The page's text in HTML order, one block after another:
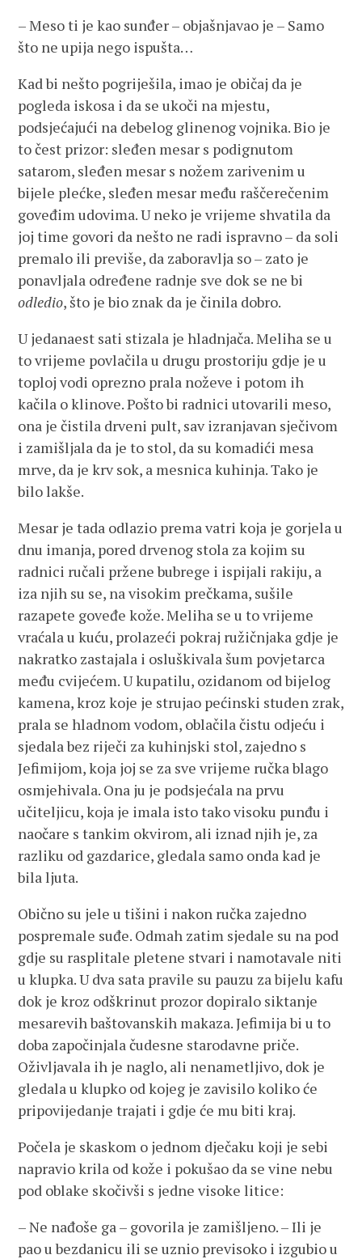
– Meso ti je kao sunđer – objašnjavao je – Samo
što ne upija nego ispušta…
Kad bi nešto pogriješila, imao je običaj da je
pogleda iskosa i da se ukoči na mjestu,
podsjećajući na debelog glinenog vojnika. Bio je
to čest prizor: sleđen mesar s podignutom
satarom, sleđen mesar s nožem zarivenim u
bijele plećke, sleđen mesar među raščerečenim
goveđim udovima. U neko je vrijeme shvatila da
joj time govori da nešto ne radi ispravno – da soli
premalo ili previše, da zaboravlja so – zato je
ponavljala određene radnje sve dok se ne bi
odledio, što je bio znak da je činila dobro.
U jedanaest sati stizala je hladnjača. Meliha se u
to vrijeme povlačila u drugu prostoriju gdje je u
toploj vodi oprezno prala noževe i potom ih
kačila o klinove. Pošto bi radnici utovarili meso,
ona je čistila drveni pult, sav izranjavan sječivom
i zamišljala da je to stol, da su komadići mesa
mrve, da je krv sok, a mesnica kuhinja. Tako je
bilo lakše.
Mesar je tada odlazio prema vatri koja je gorjela u
dnu imanja, pored drvenog stola za kojim su
radnici ručali pržene bubrege i ispijali rakiju, a
iza njih su se, na visokim prečkama, sušile
razapete goveđe kože. Meliha se u to vrijeme
vraćala u kuću, prolazeći pokraj ružičnjaka gdje je
nakratko zastajala i osluškivala šum povjetarca
među cvijećem. U kupatilu, ozidanom od bijelog
kamena, kroz koje je strujao pećinski studen zrak,
prala se hladnom vodom, oblačila čistu odjeću i
sjedala bez riječi za kuhinjski stol, zajedno s
Jefimijom, koja joj se za sve vrijeme ručka blago
osmjehivala. Ona ju je podsjećala na prvu
učiteljicu, koja je imala isto tako visoku punđu i
naočare s tankim okvirom, ali iznad njih je, za
razliku od gazdarice, gledala samo onda kad je
bila ljuta.
Obično su jele u tišini i nakon ručka zajedno
pospremale suđe. Odmah zatim sjedale su na pod
gdje su rasplitale pletene stvari i namotavale niti
u klupka. U dva sata pravile su pauzu za bijelu kafu
dok je kroz odškrinut prozor dopiralo siktanje
mesarevih baštovanskih makaza. Jefimija bi u to
doba započinjala čudesne starodavne priče.
Oživljavala ih je naglo, ali nenametljivo, dok je
gledala u klupko od kojeg je zavisilo koliko će
pripovijedanje trajati i gdje će mu biti kraj.
Počela je skaskom o jednom dječaku koji je sebi
napravio krila od kože i pokušao da se vine nebu
pod oblake skočivši s jedne visoke litice:
– Ne nađoše ga – govorila je zamišljeno. – Ili je
pao u bezdanicu ili se uznio previsoko i izgubio u